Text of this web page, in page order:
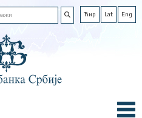
Ћир Lat Eng